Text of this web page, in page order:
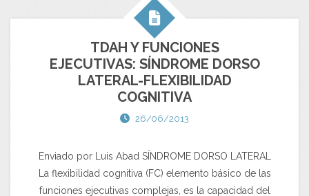
TDAH Y FUNCIONES
EJECUTIVAS: SÍNDROME DORSO
LATERAL-FLEXIBILIDAD
COGNITIVA
26/06/2013
Enviado por Luis Abad SÍNDROME DORSO LATERAL
La flexibilidad cognitiva (FC) elemento básico de las
funciones ejecutivas complejas, es la capacidad del